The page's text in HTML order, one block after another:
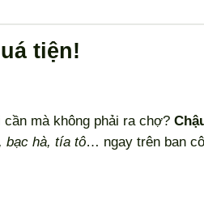
tiện!
cần mà không phải ra chợ?
bạc hà, tía tô… ngay trên ban